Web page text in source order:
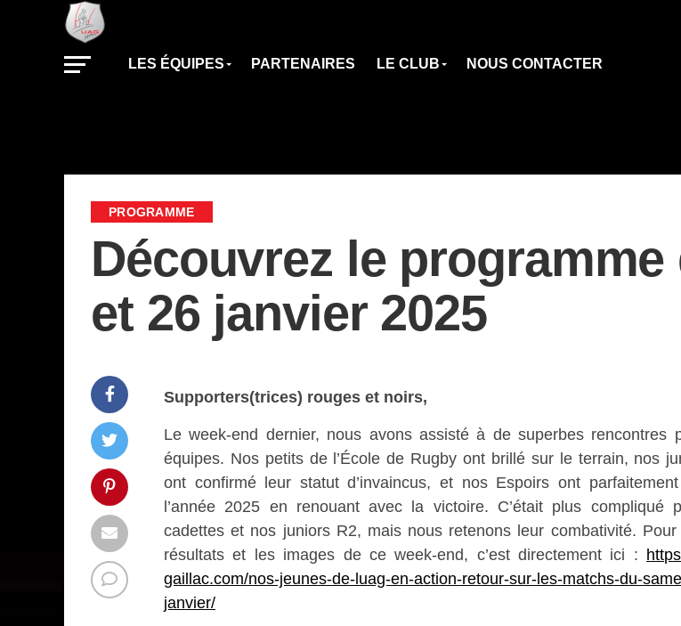
LES ÉQUIPES PARTENAIRES LE CLUB NOUS CONTACTER
PROGRAMME
Découvrez le
et 26 janvier 2025
Supporters(trices) rouges et noirs,
Le week-end dernier, nous avons assisté à de superbes rencontres
équipes. Nos petits de l’École de Rugby ont brillé sur le terrain, nos
ont confirmé leur statut d’invaincus, et nos Espoirs ont
l’année 2025 en renouant avec la victoire. C’était plus compliqué
cadettes et nos juniors R2, mais nous retenons leur combativité.
résultats et les images de ce week-end, c’est directement ici :
gaillac.com/nos-jeunes-de-luag-en-action-retour-sur-les-matchs-du-
janvier/